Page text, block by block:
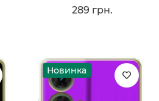
289 грн.
Новинка